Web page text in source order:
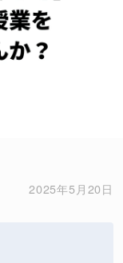
2025年5月20日